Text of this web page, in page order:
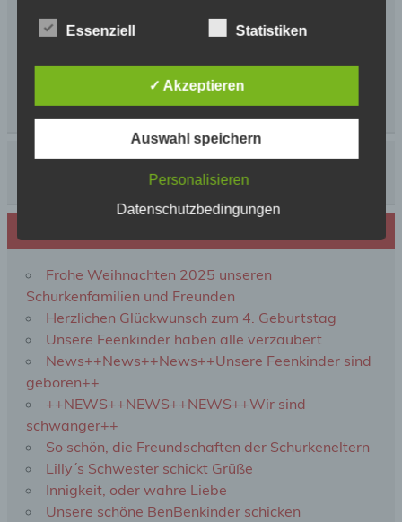
Frohe Weihnachten 2025 unseren
Schurkenfamilien und Freunden
Herzlichen Glückwunsch zum 4. Geburtstag
Unsere Feenkinder haben alle verzaubert
News++News++News++Unsere Feenkinder sind
geboren++
++NEWS++NEWS++NEWS++Wir sind
schwanger++
So schön, die Freundschaften der Schurkeneltern
Lilly´s Schwester schickt Grüße
Innigkeit, oder wahre Liebe
Unsere schöne BenBenkinder schicken
identifiziert werden kann.
b) betroffene Person
Betroffene Person ist jede identifizierte oder
identifizierbare natürliche Person, deren
Verarbeitung ist jeder mit oder ohne Hilfe
automatisierter Verfahren ausgeführte Vorgang
oder jede solche Vorgangsreihe im
Zusammenhang mit personenbezogenen Daten
wie das Erheben, das Erfassen, die Organisation,
das Ordnen, die Speicherung, die Anpassung oder
Veränderung, das Auslesen, das Abfragen, die
Verwendung, die Offenlegung durch Übermittlung,
Verbreitung oder eine andere Form der
Bereitstellung, den Abgleich oder die Verknüpfung,
die Einschränkung, das Löschen oder die
Vernichtung.
d) Einschränkung der Verarbeitung
Essenziell Statistiken
✓ Akzeptieren
Auswahl speichern
Personalisieren
Datenschutzbedingungen